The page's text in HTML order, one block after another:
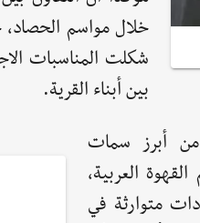
خلال مواسم
شكلت المناسبات
بين أبناء القرية.
أبرز سمات
العربية،
متوارثة في